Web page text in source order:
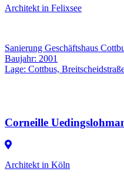
Architekt in Felixsee
Sanierung Geschäftshaus
Baujahr: 2001
Lage: Cottbus,
Corneille
Architekt in Köln